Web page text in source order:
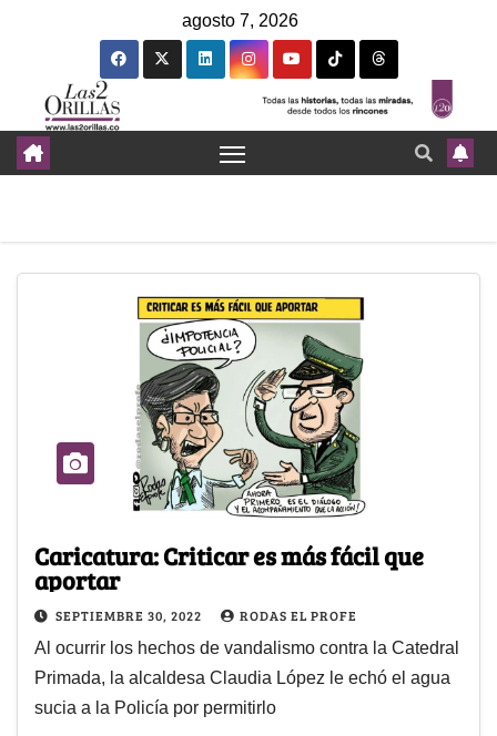
agosto 7, 2026
Caricatura: Criticar es más fácil que
aportar
SEPTIEMBRE 30, 2022 RODAS EL PROFE
Al ocurrir los hechos de vandalismo contra la Catedral
Primada, la alcaldesa Claudia López le echó el agua
sucia a la Policía por permitirlo